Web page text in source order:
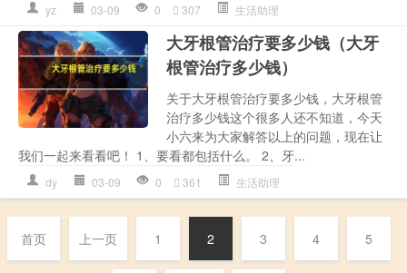
yz 03-09 0 307 生活助理
大牙根管治疗要多少钱（大牙
根管治疗多少钱）
关于大牙根管治疗要多少钱，大牙根管
治疗多少钱这个很多人还不知道，今天
小六来为大家解答以上的问题，现在让
我们一起来看看吧！ 1、要看都包括什么。 2、牙...
dy 03-09 0 361 生活助理
首页 上一页 1 2 3 4 5